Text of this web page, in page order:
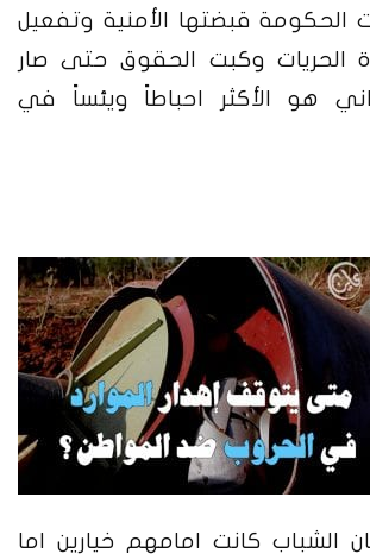
قبضتها الأمنية وتفعيل
الحريات وكبت الحقوق حتى صار
هو الأكثر احباطاً ويئساً في
الشباب كانت امامهم خيارين اما